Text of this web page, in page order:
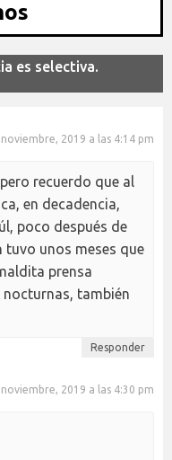
es selectiva.
noviembre, 2019 a las 4:14 pm
recuerdo que al
en decadencia,
poco después de
unos meses que
prensa
nocturnas, también
Responder
noviembre, 2019 a las 4:30 pm